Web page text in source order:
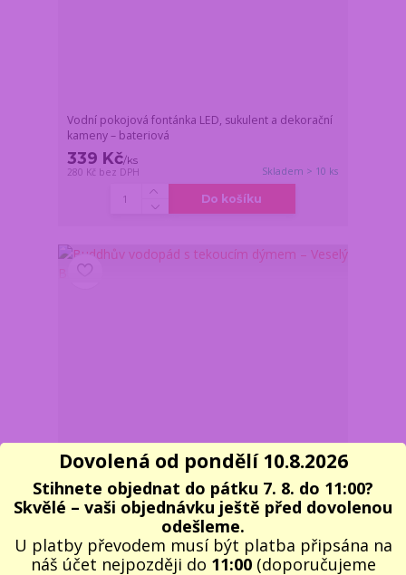
Vodní pokojová fontánka LED, sukulent a dekorační
kameny – bateriová
339 Kč/ks
280 Kč bez DPH Skladem > 10 ks
Do košíku
Buddhův vodopád s tekoucím dýmem – Veselý
Buddha
Dovolená od pondělí 10.8.2026
Stihnete objednat do pátku 7. 8. do 11:00?
Skvělé – vaši objednávku ještě před dovolenou
odešleme.
U platby převodem musí být platba připsána na
náš účet nejpozději do 11:00(doporučujeme